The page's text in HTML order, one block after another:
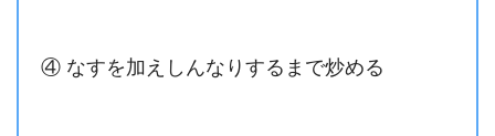
④ なすを加えしんなりするまで炒める